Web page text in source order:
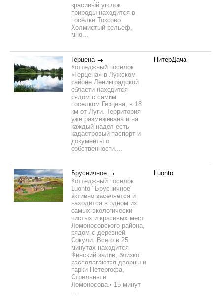
красивый уголок
природы находится в
посёлке Токсово.
Холмистый рельеф,
мно...
Герцена
Коттеджный поселок
«Герцена» в Лужском
районе Ленинградской
области находится
рядом с самим
поселком Герцена, в 18
км от Луги. Территория
уже размежевана и на
каждый надел есть
кадастровый паспорт и
документы о
собственности....
ПитерДача
Брусничное
Коттеджный поселок
Luonto "Брусничное"
активно заселяется и
находится в одном из
самых экологически
чистых и красивых мест
Ломоносовского района,
рядом с деревней
Сокули. Всего в 25
минутах находится
Финский залив, близко
располагаются дворцы и
парки Петергофа,
Стрельны и
Ломоносова.• 15 минут
...
Luonto